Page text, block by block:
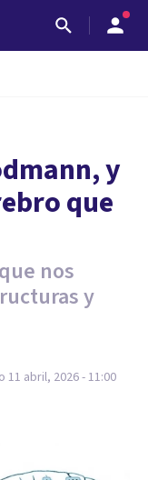
y
que
nos
y
11 abril, 2026 - 11:00